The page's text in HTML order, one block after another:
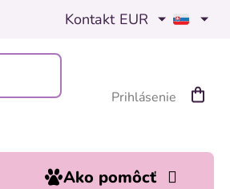
Kontakt EUR
Prihlásenie
Ako pomôcť